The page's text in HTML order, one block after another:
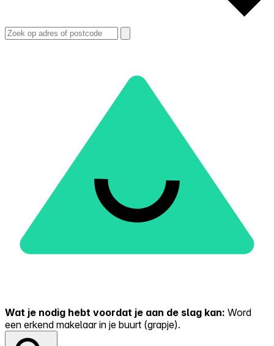
Wat je nodig hebt voordat je aan de slag kan: Word
een erkend makelaar in je buurt (grapje).